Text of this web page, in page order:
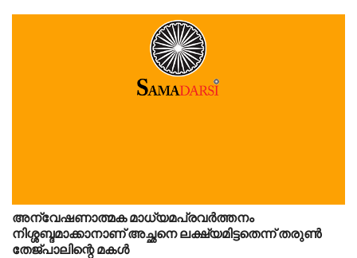
അന്വേഷണാത്മക മാധ്യമപ്രവർത്തനം
നിശ്ശബ്ദമാക്കാനാണ് അച്ഛനെ ലക്ഷ്യമിട്ടതെന്ന് തരുണ്‍
തേജ്പാലിന്റെ മകൾ